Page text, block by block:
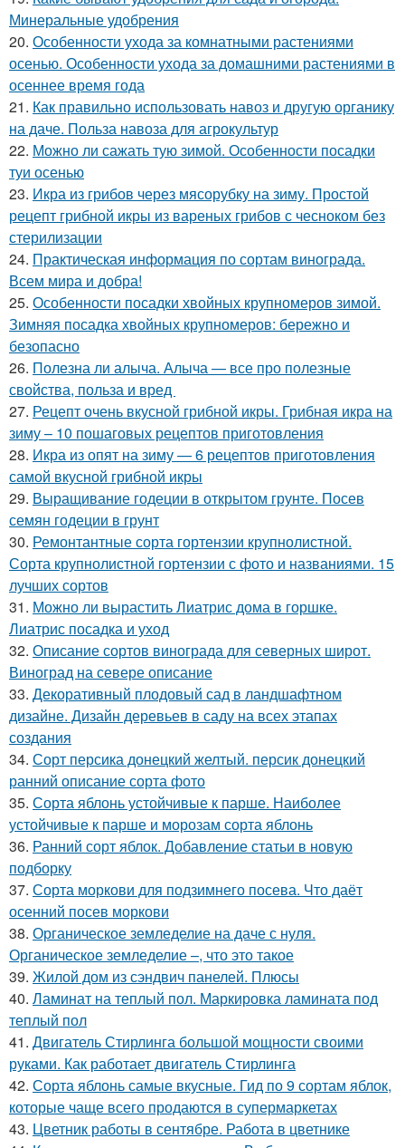
Минеральные удобрения
20. Особенности ухода за комнатными растениями
осенью. Особенности ухода за домашними растениями в
осеннее время года
21. Как правильно использовать навоз и другую органику
на даче. Польза навоза для агрокультур
22. Можно ли сажать тую зимой. Особенности посадки
туи осенью
23. Икра из грибов через мясорубку на зиму. Простой
рецепт грибной икры из вареных грибов с чесноком без
стерилизации
24. Практическая информация по сортам винограда.
Всем мира и добра!
25. Особенности посадки хвойных крупномеров зимой.
Зимняя посадка хвойных крупномеров: бережно и
безопасно
26. Полезна ли алыча. Алыча — все про полезные
свойства, польза и вред
27. Рецепт очень вкусной грибной икры. Грибная икра на
зиму – 10 пошаговых рецептов приготовления
28. Икра из опят на зиму — 6 рецептов приготовления
самой вкусной грибной икры
29. Выращивание годеции в открытом грунте. Посев
семян годеции в грунт
30. Ремонтантные сорта гортензии крупнолистной.
Сорта крупнолистной гортензии с фото и названиями. 15
лучших сортов
31. Можно ли вырастить Лиатрис дома в горшке.
Лиатрис посадка и уход
32. Описание сортов винограда для северных широт.
Виноград на севере описание
33. Декоративный плодовый сад в ландшафтном
дизайне. Дизайн деревьев в саду на всех этапах
создания
34. Сорт персика донецкий желтый. персик донецкий
ранний описание сорта фото
35. Сорта яблонь устойчивые к парше. Наиболее
устойчивые к парше и морозам сорта яблонь
36. Ранний сорт яблок. Добавление статьи в новую
подборку
37. Сорта моркови для подзимнего посева. Что даёт
осенний посев моркови
38. Органическое земледелие на даче с нуля.
Органическое земледелие –, что это такое
39. Жилой дом из сэндвич панелей. Плюсы
40. Ламинат на теплый пол. Маркировка ламината под
теплый пол
41. Двигатель Стирлинга большой мощности своими
руками. Как работает двигатель Стирлинга
42. Сорта яблонь самые вкусные. Гид по 9 сортам яблок,
которые чаще всего продаются в супермаркетах
43. Цветник работы в сентябре. Работа в цветнике